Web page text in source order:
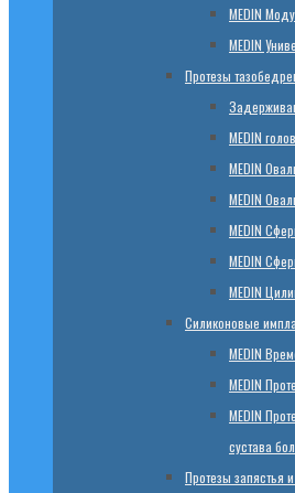
МЕDIN
МЕDIN
Протезы
МЕDIN
МЕDIN
МЕDIN
МЕDIN
МЕDIN
МЕDIN
Силиконовые
МЕDIN
МЕDIN
МЕDIN
сустава
Протезы запястья